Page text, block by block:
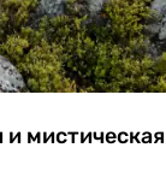
мистическая